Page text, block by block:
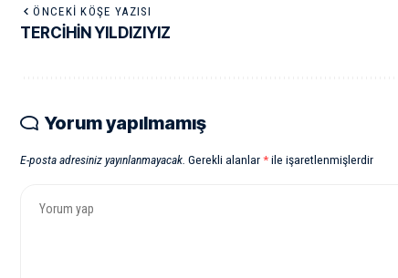
ÖNCEKI KÖŞE YAZISI
TERCİHİN YILDIZIYIZ
Yorum yapılmamış
E-posta adresiniz yayınlanmayacak. Gerekli alanlar*ile işaretlenmişlerdir